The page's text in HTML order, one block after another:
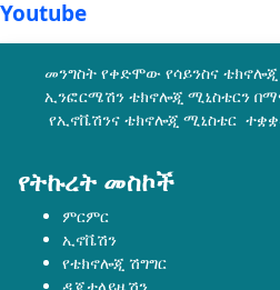
Youtube
መንግስት የቀድሞው የሳይንስና
ኢንፎርሜሽን ቴክኖሎጂ ሚኒስቴርን
የኢኖቬሽንና ቴክኖሎጂ ሚኒስቴር
የትኩረት መስኮች
ምርምር
ኢኖቬሽን
የቴክኖሎጂ ሽግግር